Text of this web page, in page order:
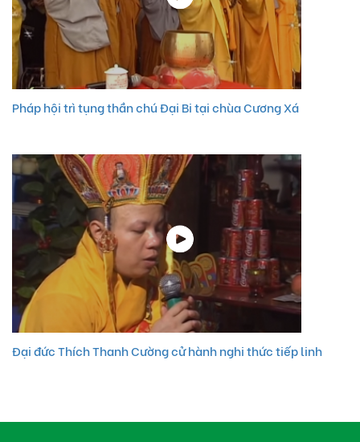
Pháp hội trì tụng thần chú Đại Bi tại chùa Cương Xá
Đại đức Thích Thanh Cường cử hành nghi thức tiếp linh